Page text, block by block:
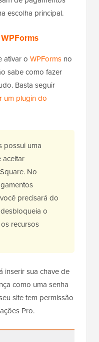
escolha principal.
ativar o WPForms no
sabe como fazer
Basta seguir
um plugin do
possui uma
aceitar
No
precisará do
o
recursos
inserir sua chave de
como uma senha
site tem permissão
Pro.